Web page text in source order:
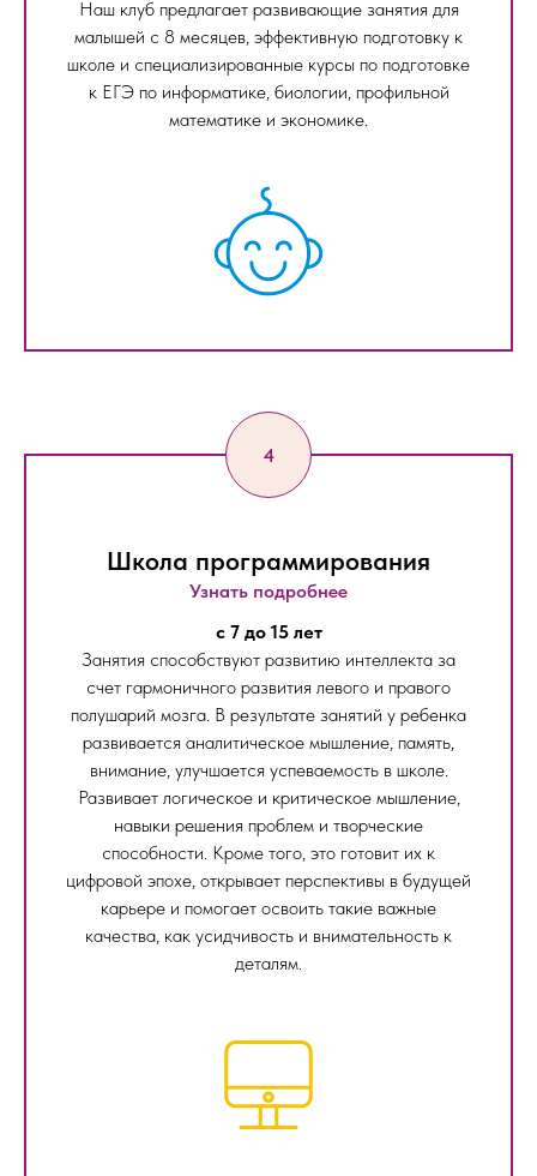
Наш клуб предлагает развивающие занятия для
малышей с 8 месяцев, эффективную подготовку к
школе и специализированные курсы по подготовке
к ЕГЭ по информатике, биологии, профильной
математике и экономике.
Школа программирования
Узнать подробнее
c 7 до 15 лет
Занятия способствуют развитию интеллекта за
счет гармоничного развития левого и правого
полушарий мозга. В результате занятий у ребенка
развивается аналитическое мышление, память,
внимание, улучшается успеваемость в школе.
Развивает логическое и критическое мышление,
навыки решения проблем и творческие
способности. Кроме того, это готовит их к
цифровой эпохе, открывает перспективы в будущей
карьере и помогает освоить такие важные
качества, как усидчивость и внимательность к
деталям.